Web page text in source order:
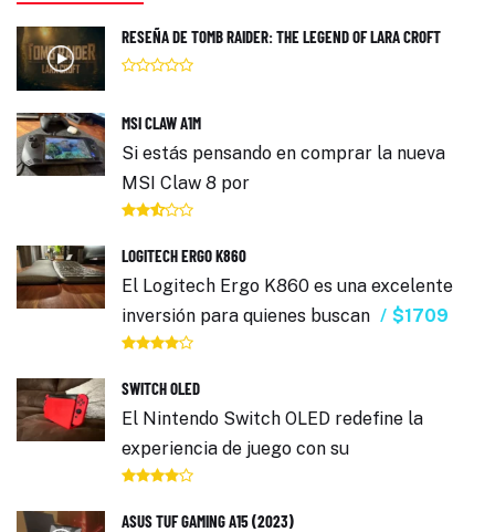
RESEÑA DE TOMB RAIDER: THE LEGEND OF LARA CROFT
MSI CLAW A1M
Si estás pensando en comprar la nueva
MSI Claw 8 por
LOGITECH ERGO K860
El Logitech Ergo K860 es una excelente
inversión para quienes buscan
$1709
SWITCH OLED
El Nintendo Switch OLED redefine la
experiencia de juego con su
ASUS TUF GAMING A15 (2023)